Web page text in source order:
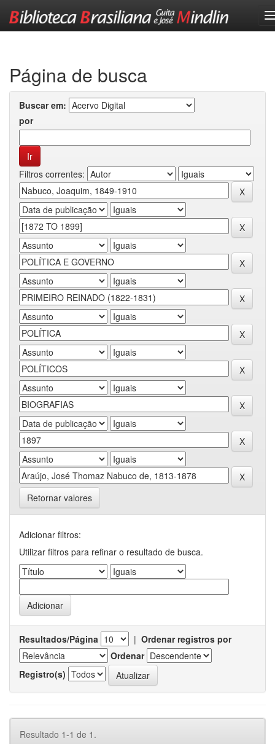
Página de busca
Buscar em:
por
Filtros correntes:
Retornar valores
Adicionar filtros:
Utilizar filtros para refinar o resultado de busca.
Resultados/Página | Ordenar registros por
Ordenar
Registro(s)
Resultado 1-1 de 1.